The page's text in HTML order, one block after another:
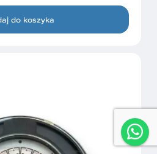
do koszyka